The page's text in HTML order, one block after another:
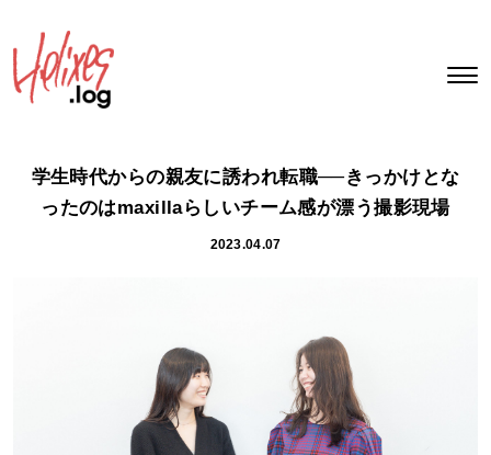
学生時代からの親友に誘われ転職──きっかけとな
ったのはmaxillaらしいチーム感が漂う撮影現場
2023.04.07